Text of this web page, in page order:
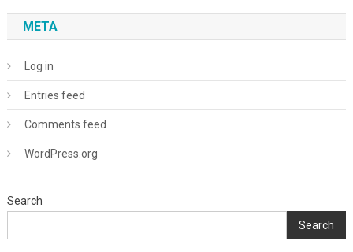
META
Log in
Entries feed
Comments feed
WordPress.org
Search
Search